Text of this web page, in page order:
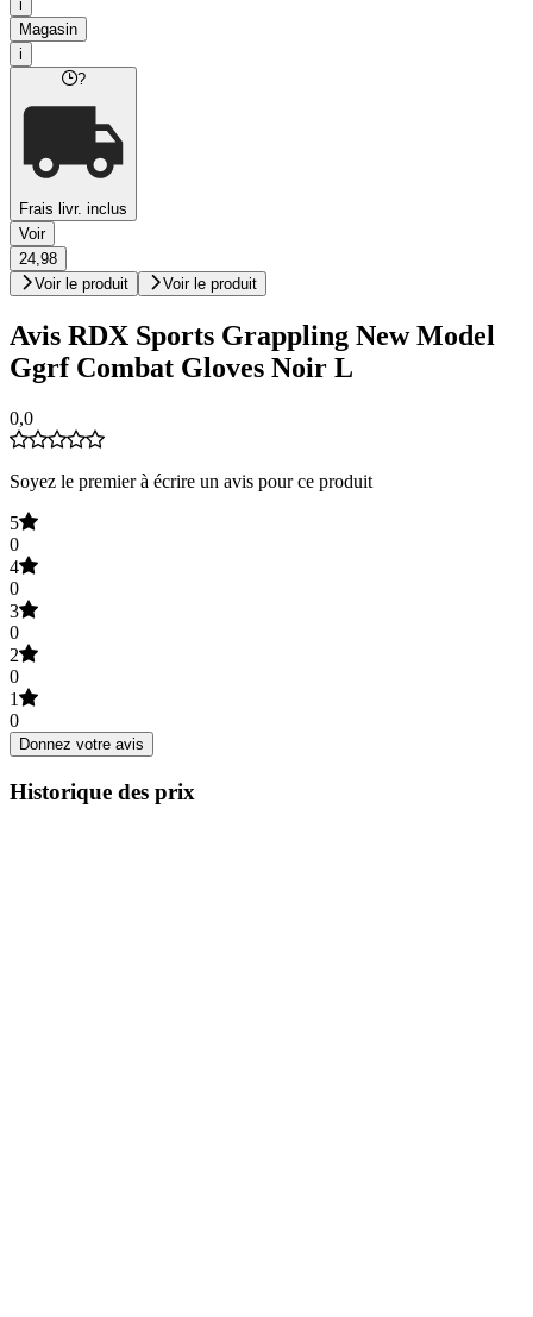
i
Magasin
i
?
Frais livr. inclus
Voir
24,98
Voir le produit
Voir le produit
Avis RDX Sports Grappling New Model
Ggrf Combat Gloves Noir L
0,0
Soyez le premier à écrire un avis pour ce produit
5
0
4
0
3
0
2
0
1
0
Donnez votre avis
Historique des prix